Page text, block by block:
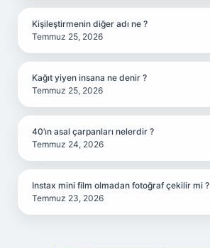
Kişileştirmenin diğer adı ne ?
Temmuz 25, 2026
Kağıt yiyen insana ne denir ?
Temmuz 25, 2026
40’ın asal çarpanları nelerdir ?
Temmuz 24, 2026
Instax mini film olmadan fotoğraf çekilir mi ?
Temmuz 23, 2026